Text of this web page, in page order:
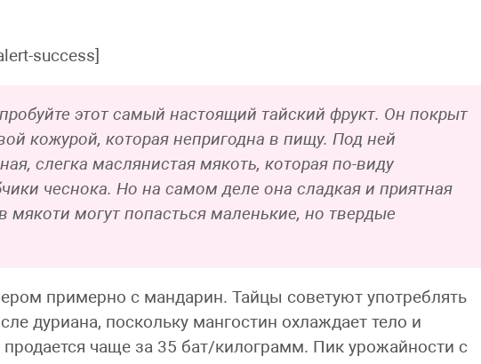
success]
этот самый настоящий тайский фрукт. Он покрыт
кожурой, которая непригодна в пищу. Под ней
слегка маслянистая мякоть, которая по-виду
чеснока. Но на самом деле она сладкая и приятная
мякоти могут попасться маленькие, но твердые
примерно с мандарин. Тайцы советуют употреблять
дуриана, поскольку мангостин охлаждает тело и
чаще за 35 бат/килограмм. Пик урожайности с